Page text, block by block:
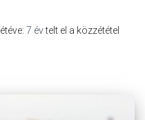
7 évtelt el a közzététel